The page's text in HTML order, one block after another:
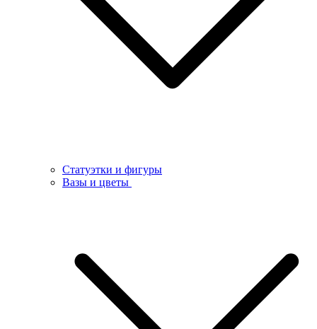
Статуэтки и фигуры
Вазы и цветы